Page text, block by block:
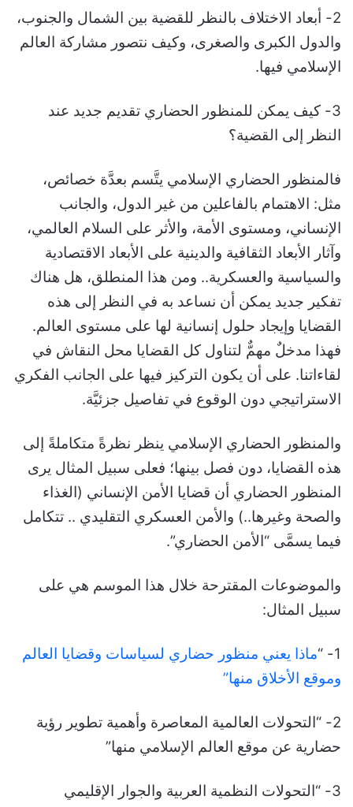
2- أبعاد الاختلاف بالنظر للقضية بين الشمال والجنوب،
والدول الكبرى والصغرى، وكيف نتصور مشاركة العالم
الإسلامي فيها.
3- كيف يمكن للمنظور الحضاري تقديم جديد عند
النظر إلى القضية؟
فالمنظور الحضاري الإسلامي يتَّسم بعدَّة خصائص،
مثل: الاهتمام بالفاعلين من غير الدول، والجانب
الإنساني، ومستوى الأمة، والأثر على السلام العالمي،
وآثار الأبعاد الثقافية والدينية على الأبعاد الاقتصادية
والسياسية والعسكرية.. ومن هذا المنطلق، هل هناك
تفكير جديد يمكن أن نساعد به في النظر إلى هذه
القضايا وإيجاد حلول إنسانية لها على مستوى العالم.
فهذا مدخلٌ مهمٌّ لتناول كل القضايا محل النقاش في
لقاءاتنا. على أن يكون التركيز فيها على الجانب الفكري
الاستراتيجي دون الوقوع في تفاصيل جزئيَّة.
والمنظور الحضاري الإسلامي ينظر نظرةً متكاملةً إلى
هذه القضايا، دون فصل بينها؛ فعلى سبيل المثال يرى
المنظور الحضاري أن قضايا الأمن الإنساني (الغذاء
والصحة وغيرها..) والأمن العسكري التقليدي .. تتكامل
فيما يسمَّى “الأمن الحضاري”.
والموضوعات المقترحة خلال هذا الموسم هي على
سبيل المثال:
1- “
ماذا يعني منظور حضاري لسياسات وقضايا العالم
وموقع الأخلاق منها”
2- “التحولات العالمية المعاصرة وأهمية تطوير رؤية
حضارية عن موقع العالم الإسلامي منها”
3- “التحولات النظمية العربية والجوار الإقليمي